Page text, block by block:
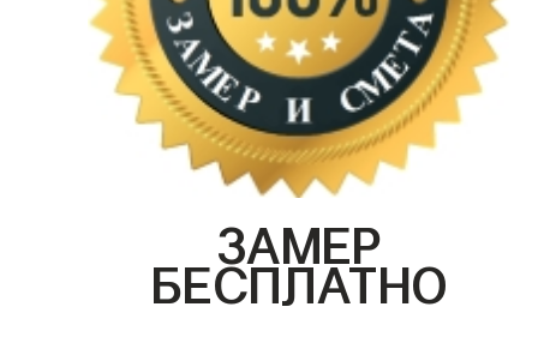
ЗАМЕР
БЕСПЛАТНО